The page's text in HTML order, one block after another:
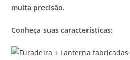
muita precisão.
Conheça suas características: